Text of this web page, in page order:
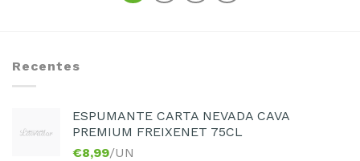
Recentes
ESPUMANTE CARTA NEVADA CAVA
PREMIUM FREIXENET 75CL
€8,99/UN